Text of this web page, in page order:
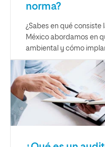
norma?
¿Sabes en qué consiste
México abordamos en
ambiental y cómo